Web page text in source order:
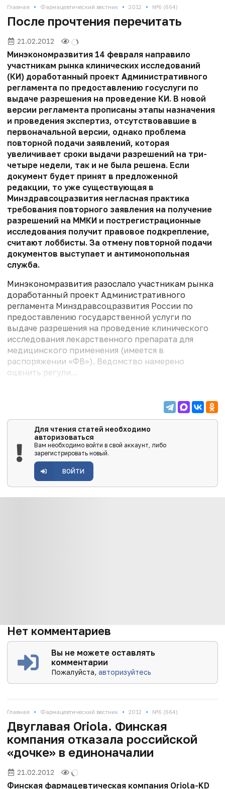
Главная • Фармацевтический вестник • 2012 • №6 (664)
После прочтения перечитать
21.02.2012
Минэкономразвития 14 февраля направило
участникам рынка клинических исследований
(КИ) доработанный проект Административного
регламента по предоставлению госуслуги по
выдаче разрешения на проведение КИ. В новой
версии регламента прописаны этапы назначения
и проведения экспертиз, отсутствовавшие в
первоначальной версии, однако проблема
повторной подачи заявлений, которая
увеличивает сроки выдачи разрешений на три-
четыре недели, так и не была решена. Если
документ будет принят в предложенной
редакции, то уже существующая в
Минздравсоцразвития негласная практика
требования повторного заявления на получение
разрешений на ММКИ и пострегистрационные
исследования получит правовое подкрепление,
считают лоббисты. За отмену повторной подачи
документов выступает и антимонопольная
служба.
Минэкономразвития разослало участникам рынка
доработанный проект Административного
регламента Минздравсоцразвития России по
предоставлению государственной услуги по
выдаче разрешения на проведение клинического
исследования лекарственного препарата для
медицинского применения (имеется в
распоряжении «ФВ»). Ведомство намерено
оценить регули...
Для чтения статей необходимо
авторизоваться
Вам необходимо войти в свой аккаунт, либо
зарегистрировать новый.
ВОЙТИ
Нет комментариев
Вы не можете оставлять
комментарии
Пожалуйста,авторизуйтесь
Главная • Фармацевтический вестник • 2012 • №6 (664)
Двуглавая Oriola. Финская
компания отказала российской
«дочке» в единоначалии
21.02.2012
Финская фармацевтическая компания Oriola-KD